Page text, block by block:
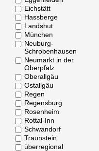
Eichstätt
Hassberge
Landshut
München
Neuburg-
Schrobenhausen
Neumarkt in der
Oberpfalz
Oberallgäu
Ostallgäu
Regen
Regensburg
Rosenheim
Rottal-Inn
Schwandorf
Traunstein
überregional